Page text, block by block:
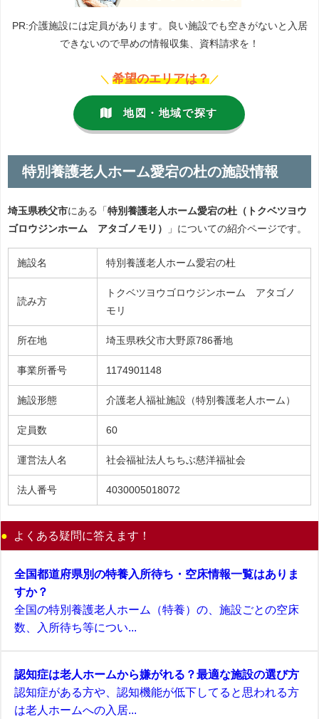
PR:介護施設には定員があります。良い施設でも空きがないと入居
できないので早めの情報収集、資料請求を！
＼ 希望のエリアは？ ／
地図・地域で探す
特別養護老人ホーム愛宕の杜の施設情報
埼玉県秩父市にある「 特別養護老人ホーム愛宕の杜（トクベツヨウ
ゴロウジンホーム アタゴノモリ）
」についての紹介ページです。
施設名 特別養護老人ホーム愛宕の杜
読み方
トクベツヨウゴロウジンホーム アタゴノ
モリ
所在地 埼玉県秩父市大野原786番地
事業所番号 1174901148
施設形態 介護老人福祉施設（特別養護老人ホーム）
定員数 60
運営法人名 社会福祉法人ちちぶ慈洋福祉会
法人番号 4030005018072
よくある疑問に答えます！
全国都道府県別の特養入所待ち・空床情報一覧はありま
すか？
全国の特別養護老人ホーム（特養）の、施設ごとの空床
数、入所待ち等につい...
認知症は老人ホームから嫌がれる？最適な施設の選び方
認知症がある方や、認知機能が低下してると思われる方
は老人ホームへの入居...